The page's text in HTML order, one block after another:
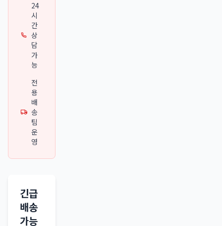
24
시
간
상
담
가
능
전
용
배
송
팀
운
영
긴급
배송
가능